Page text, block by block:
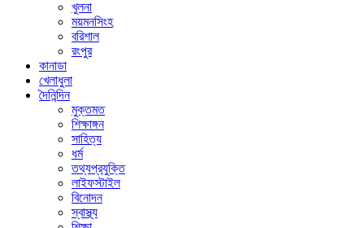
খুলনা
ময়মনসিংহ
বরিশাল
রংপুর
কানাডা
খেলাধুলা
দৈনিন্দিন
মুক্তমত
শিক্ষাঙ্গন
সাহিত্য
ধর্ম
তথ্যপ্রযুক্তি
লাইফস্টাইল
বিনোদন
স্বাস্থ্য